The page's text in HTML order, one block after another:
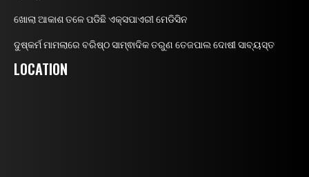
ଖୋଲା ଆକାଶ ତଳେ ପଡିଛି ଏକ୍ସପାଏରୀ ମେଡିସିନ
ଦୁଷ୍କର୍ମ ମାମଲାରେ ବରିଷ୍ଠ ସାମ୍ଵାଦିକ ତରୁଣ ତେଜପାଲ ଦୋଷୀ ସାବ୍ୟସ୍ତ
LOCATION